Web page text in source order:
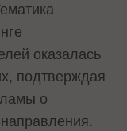
оказалась
подтверждая
о